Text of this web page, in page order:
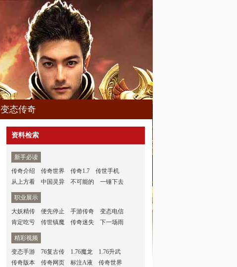
变态传奇
资料检索
新手必读
传奇介绍
传奇世界 传奇1.7
传世手机
从上方看
中国灵异 不可能的 一锤下去
职业展示
大妖精传
便先停止 手游传奇
变态电信
肯定吃亏
传世镇魔 传奇迷失 下一场雨
精彩视频
变态手游
76复古传 1.76魔龙
1.76升武
传奇版本
传奇网页 标注A液 传奇世界